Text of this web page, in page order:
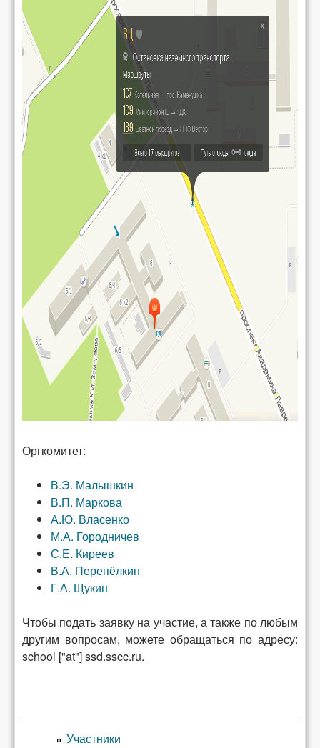
Оргкомитет:
В.Э. Малышкин
В.П. Маркова
А.Ю. Власенко
М.А. Городничев
С.Е. Киреев
В.А. Перепёлкин
Г.А. Щукин
Чтобы подать заявку на участие, а также по любым
другим вопросам, можете обращаться по адресу:
school ["at"] ssd.sscc.ru.
Участники